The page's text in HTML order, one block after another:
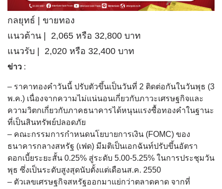
กลยุทธ์ | ขายทอง
แนวต้าน | 2,065 หรือ 32,800 บาท
แนวรับ | 2,020 หรือ 32,400 บาท
ข่าว :
– ราคาทองคำวันนี้ ปรับตัวขึ้นเป็นวันที่ 2 ติดต่อกันในวันพุธ (3
พ.ค.) เนื่องจากความไม่แน่นอนเกี่ยวกับภาวะเศรษฐกิจและ
ความวิตกเกี่ยวกับภาคธนาคารได้หนุนแรงซื้อทองคำในฐานะ
ที่เป็นสินทรัพย์ปลอดภัย
– คณะกรรมการกำหนดนโยบายการเงิน (FOMC) ของ
ธนาคารกลางสหรัฐ (เฟด) มีมติเป็นเอกฉันท์ปรับขึ้นอัตรา
ดอกเบี้ยระยะสั้น 0.25% สู่ระดับ 5.00-5.25% ในการประชุมวัน
พุธ ซึ่งเป็นระดับสูงสุดนับตั้งแต่เดือนส.ค. 2550
– ตัวเลขเศรษฐกิจสหรัฐออกมาแย่กว่าตลาดคาด จากที่